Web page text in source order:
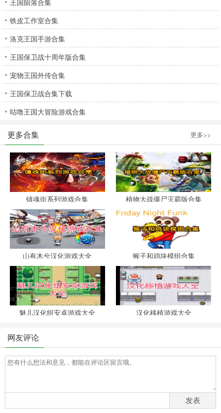
王国陨落合集
铁皮工作室合集
洛克王国手游合集
王国保卫战十周年版合集
宠物王国外传合集
王国保卫战合集下载
咕噜王国大冒险游戏合集
更多合集 更多>>
镇魂街系列游戏合集 植物大战僵尸灭霸版合集
山有木兮汉化游戏大全 猴子和鸡块模组合集
魅儿汉化组安卓游戏大全 汉化移植游戏大全
网友评论
发表